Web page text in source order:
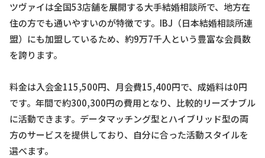
ツヴァイは全国53店舗を展開する大手結婚相談所で、地方在
住の方でも通いやすいのが特徴です。IBJ（日本結婚相談所連
盟）にも加盟しているため、約9万7千人という豊富な会員数
を誇ります。
料金は入会金115,500円、月会費15,400円で、成婚料は0円
です。年間で約300,300円の費用となり、比較的リーズナブル
に活動できます。データマッチング型とハイブリッド型の両
方のサービスを提供しており、自分に合った活動スタイルを
選べます。